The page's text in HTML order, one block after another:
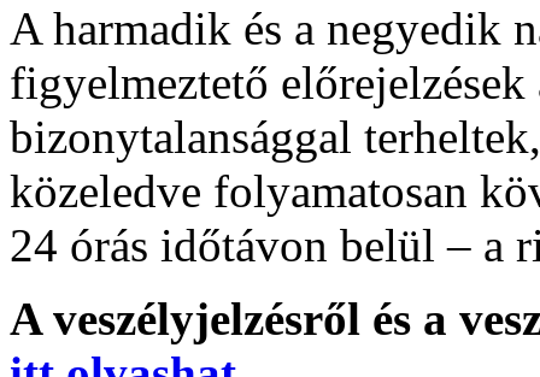
A harmadik és a negyedik
figyelmeztető
bizonytalansággal
közeledve folyamatosan
24 órás időtávon belül – a
A veszélyjelzésről és a